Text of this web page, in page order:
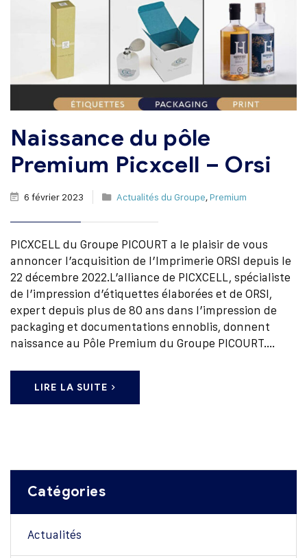
Naissance du pôle
Premium Picxcell – Orsi
6 février 2023 Actualités du Groupe,Premium
PICXCELL du Groupe PICOURT a le plaisir de vous
annoncer l’acquisition de l’Imprimerie ORSI depuis le
22 décembre 2022.L’alliance de PICXCELL, spécialiste
de l’impression d’étiquettes élaborées et de ORSI,
expert depuis plus de 80 ans dans l’impression de
packaging et documentations ennoblis, donnent
naissance au Pôle Premium du Groupe PICOURT.…
LIRE LA SUITE
Catégories
Actualités